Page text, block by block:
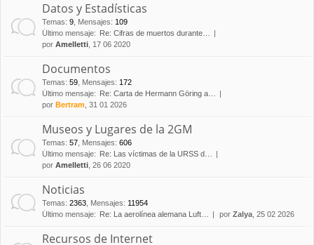
Datos y Estadísticas
Temas: 9 Mensajes: 109
Último mensaje:
Re: Cifras de muertos durante…
por Amelletti , 17 06 2020
Documentos
Temas: 59 Mensajes: 172
Último mensaje:
Re: Carta de Hermann Göring a…
por Bertram , 31 01 2026
Museos y Lugares de la 2GM
Temas: 57 Mensajes: 606
Último mensaje:
Re: Las víctimas de la URSS d…
por Amelletti , 26 06 2020
Noticias
Temas: 2363 Mensajes: 11954
Último mensaje:
Re: La aerolínea alemana Luft… por Zalya , 25 02 2026
Recursos de Internet